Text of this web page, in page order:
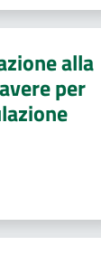
alla
per